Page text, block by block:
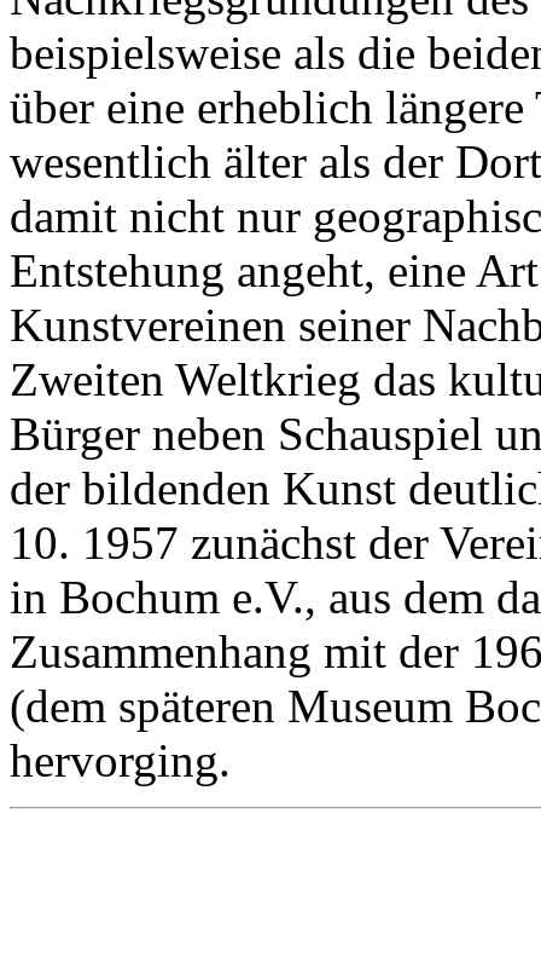
beispielsweise als die
über eine erheblich
wesentlich älter als der
damit nicht nur
Entstehung angeht, eine
Kunstvereinen seiner
Zweiten Weltkrieg das
Bürger neben Schauspiel
der bildenden Kunst
10. 1957 zunächst der
in Bochum e.V., aus dem
Zusammenhang mit der
(dem späteren Museum
hervorging.